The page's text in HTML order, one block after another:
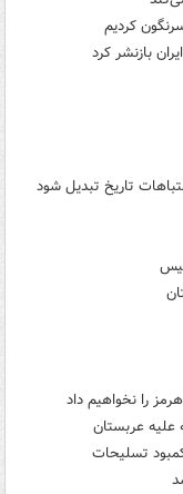
بازنشر کرد
تاریخ تبدیل شود
را نخواهیم داد
علیه عربستان
تسلیحات